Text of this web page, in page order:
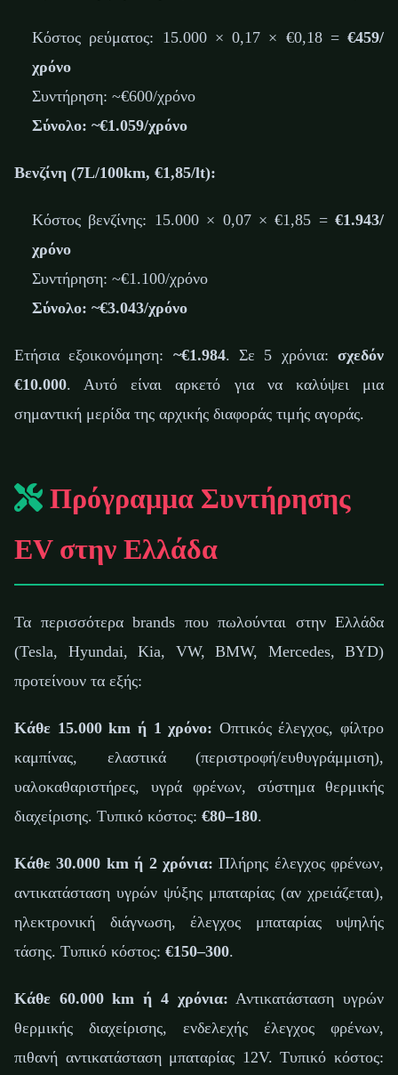
Κόστος ρεύματος: 15.000 × 0,17 × €0,18 = €459/
χρόνο
Συντήρηση: ~€600/χρόνο
Σύνολο: ~€1.059/χρόνο
Βενζίνη (7L/100km, €1,85/lt):
Κόστος βενζίνης: 15.000 × 0,07 × €1,85 = €1.943/
χρόνο
Συντήρηση: ~€1.100/χρόνο
Σύνολο: ~€3.043/χρόνο
Ετήσια εξοικονόμηση: ~€1.984. Σε 5 χρόνια:σχεδόν
€10.000. Αυτό είναι αρκετό για να καλύψει μια
σημαντική μερίδα της αρχικής διαφοράς τιμής αγοράς.
Πρόγραμμα Συντήρησης
EV στην Ελλάδα
Τα περισσότερα brands που πωλούνται στην Ελλάδα
(Tesla, Hyundai, Kia, VW, BMW, Mercedes, BYD)
προτείνουν τα εξής:
Κάθε 15.000 km ή 1 χρόνο: Οπτικός έλεγχος, φίλτρο
καμπίνας, ελαστικά (περιστροφή/ευθυγράμμιση),
υαλοκαθαριστήρες, υγρά φρένων, σύστημα θερμικής
διαχείρισης. Τυπικό κόστος: €80–180.
Κάθε 30.000 km ή 2 χρόνια: Πλήρης έλεγχος φρένων,
αντικατάσταση υγρών ψύξης μπαταρίας (αν χρειάζεται),
ηλεκτρονική διάγνωση, έλεγχος μπαταρίας υψηλής
τάσης. Τυπικό κόστος: €150–300.
Κάθε 60.000 km ή 4 χρόνια: Αντικατάσταση υγρών
θερμικής διαχείρισης, ενδελεχής έλεγχος φρένων,
πιθανή αντικατάσταση μπαταρίας 12V. Τυπικό κόστος: